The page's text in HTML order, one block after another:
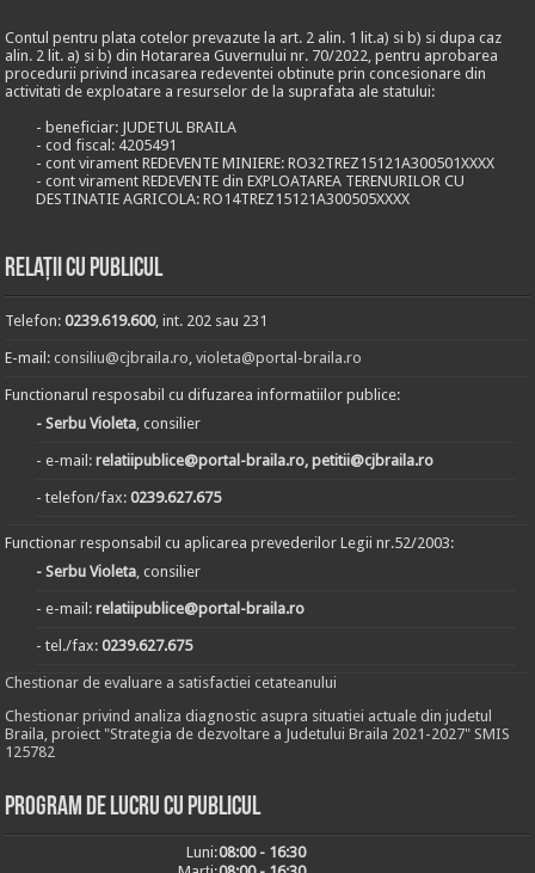
Contul pentru plata cotelor prevazute la art. 2 alin. 1 lit.a) si b) si dupa caz
alin. 2 lit. a) si b) din Hotararea Guvernului nr. 70/2022, pentru aprobarea
procedurii privind incasarea redeventei obtinute prin concesionare din
activitati de exploatare a resurselor de la suprafata ale statului:
- beneficiar: JUDETUL BRAILA
- cod fiscal: 4205491
- cont virament REDEVENTE MINIERE: RO32TREZ15121A300501XXXX
- cont virament REDEVENTE din EXPLOATAREA TERENURILOR CU
DESTINATIE AGRICOLA: RO14TREZ15121A300505XXXX
Relații cu publicul
Telefon:0239.619.600, int. 202 sau 231
E-mail:consiliu@cjbraila.ro,violeta@portal-braila.ro
Functionarul resposabil cu difuzarea informatiilor publice:
- Serbu Violeta, consilier
- e-mail:relatiipublice@portal-braila.ro, petitii@cjbraila.ro
- telefon/fax:0239.627.675
Functionar responsabil cu aplicarea prevederilor Legii nr.52/2003:
- Serbu Violeta, consilier
- e-mail:relatiipublice@portal-braila.ro
- tel./fax:0239.627.675
Chestionar de evaluare a satisfactiei cetateanului
Chestionar privind analiza diagnostic asupra situatiei actuale din judetul
Braila, proiect "Strategia de dezvoltare a Judetului Braila 2021-2027" SMIS
125782
Program de lucru cu publicul
Luni:08:00 - 16:30